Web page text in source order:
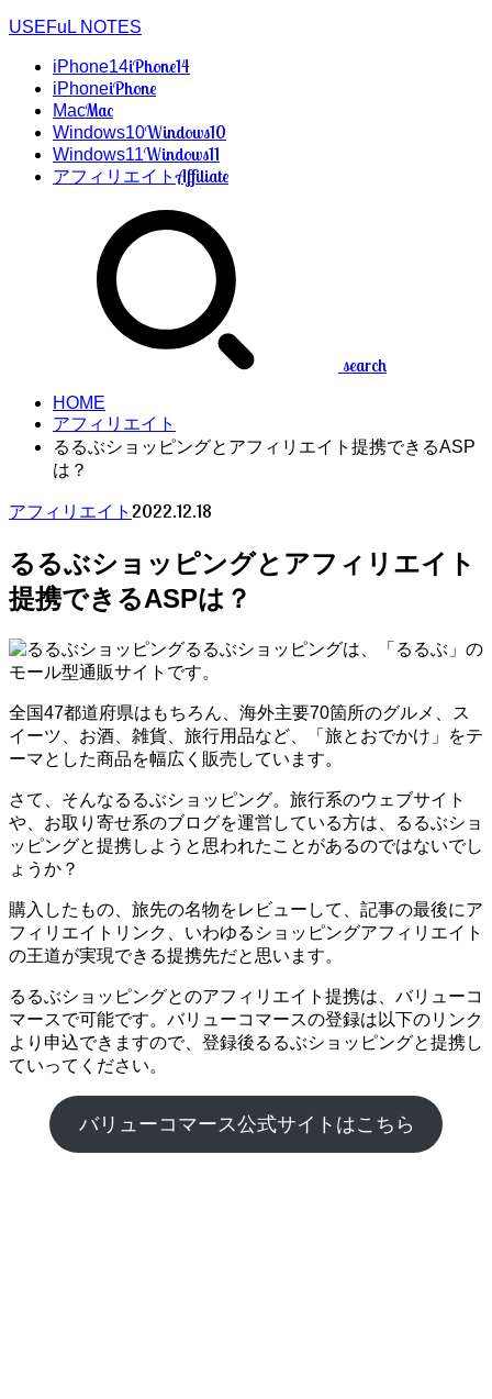
USEFuL NOTES
iPhone14iPhone14
iPhoneiPhone
MacMac
Windows10Windows10
Windows11Windows11
アフィリエイトAffiliate
search
HOME
アフィリエイト
るるぶショッピングとアフィリエイト提携できるASP
は？
アフィリエイト 2022.12.18
るるぶショッピングとアフィリエイト
提携できるASPは？
るるぶショッピングは、「るるぶ」の
モール型通販サイトです。
全国47都道府県はもちろん、海外主要70箇所のグルメ、ス
イーツ、お酒、雑貨、旅行用品など、「旅とおでかけ」をテ
ーマとした商品を幅広く販売しています。
さて、そんなるるぶショッピング。旅行系のウェブサイト
や、お取り寄せ系のブログを運営している方は、るるぶショ
ッピングと提携しようと思われたことがあるのではないでし
ょうか？
購入したもの、旅先の名物をレビューして、記事の最後にア
フィリエイトリンク、いわゆるショッピングアフィリエイト
の王道が実現できる提携先だと思います。
るるぶショッピングとのアフィリエイト提携は、バリューコ
マースで可能です。バリューコマースの登録は以下のリンク
より申込できますので、登録後るるぶショッピングと提携し
ていってください。
バリューコマース公式サイトはこちら